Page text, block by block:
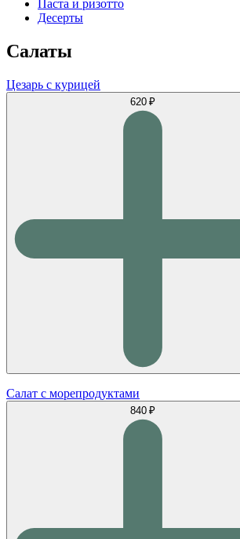
Паста и ризотто
Десерты
Салаты
Цезарь с курицей
620 ₽
Салат с морепродуктами
840 ₽